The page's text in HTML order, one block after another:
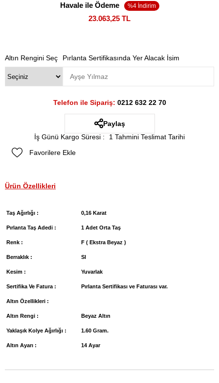
Havale ile Ödeme
23.063,25 TL
Altın Rengini Seç Pırlanta Sertifikasında Yer Alacak İsim
Telefon ile Sipariş: 0212 632 22 70
Paylaş
İş Günü Kargo Süresi :
1 Tahmini Teslimat Tarihi
Favorilere Ekle
Ürün Özellikleri
Taş Ağırlığı : 0,16 Karat
Pırlanta Taş Adedi : 1 Adet Orta Taş
Renk : F ( Ekstra Beyaz )
Berraklık : SI
Kesim : Yuvarlak
Sertifika Ve Fatura : Pırlanta Sertifikası ve Faturası var.
Altın Özellikleri :
Altın Rengi : Beyaz Altın
Yaklaşık Kolye Ağırlığı : 1.60 Gram.
Altın Ayarı : 14 Ayar